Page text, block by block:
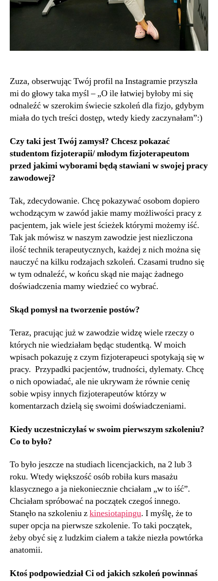
Zuza, obserwując Twój profil na Instagramie przyszła
mi do głowy taka myśl – „O ile łatwiej byłoby mi się
odnaleźć w szerokim świecie szkoleń dla fizjo, gdybym
miała do tych treści dostęp, wtedy kiedy zaczynałam”:)
Czy taki jest Twój zamysł? Chcesz pokazać
studentom fizjoterapii/ młodym fizjoterapeutom
przed jakimi wyborami będą stawiani w swojej pracy
zawodowej?
Tak, zdecydowanie. Chcę pokazywać osobom dopiero
wchodzącym w zawód jakie mamy możliwości pracy z
pacjentem, jak wiele jest ścieżek którymi możemy iść.
Tak jak mówisz w naszym zawodzie jest niezliczona
ilość technik terapeutycznych, każdej z nich można się
nauczyć na kilku rodzajach szkoleń. Czasami trudno się
w tym odnaleźć, w końcu skąd nie mając żadnego
doświadczenia mamy wiedzieć co wybrać.
Skąd pomysł na tworzenie postów?
Teraz, pracując już w zawodzie widzę wiele rzeczy o
których nie wiedziałam będąc studentką. W moich
wpisach pokazuję z czym fizjoterapeuci spotykają się w
pracy. Przypadki pacjentów, trudności, dylematy. Chcę
o nich opowiadać, ale nie ukrywam że równie cenię
sobie wpisy innych fizjoterapeutów którzy w
komentarzach dzielą się swoimi doświadczeniami.
Kiedy uczestniczyłaś w swoim pierwszym szkoleniu?
Co to było?
To było jeszcze na studiach licencjackich, na 2 lub 3
roku. Wtedy większość osób robiła kurs masażu
klasycznego a ja niekoniecznie chciałam „w to iść”.
Chciałam spróbować na początek czegoś innego.
Stanęło na szkoleniu zkinesiotapingu. I myślę, że to
super opcja na pierwsze szkolenie. To taki początek,
żeby obyć się z ludzkim ciałem a także niezła powtórka
anatomii.
Ktoś podpowiedział Ci od jakich szkoleń powinnaś